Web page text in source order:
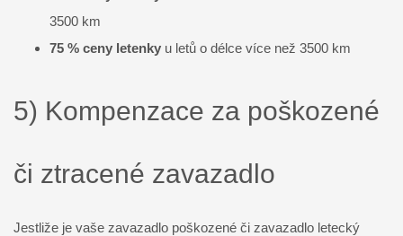
3500 km
75 % ceny letenky u letů o délce více než 3500 km
5) Kompenzace za poškozené
či ztracené zavazadlo
Jestliže je vaše zavazadlo poškozené či zavazadlo letecký